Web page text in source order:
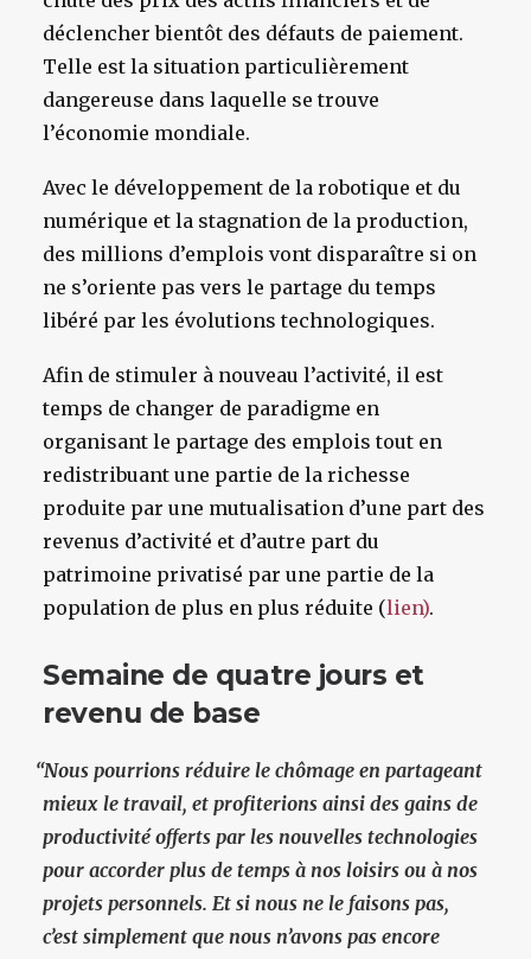
déclencher bientôt des défauts de paiement.
Telle est la situation particulièrement
dangereuse dans laquelle se trouve
l’économie mondiale.
Avec le développement de la robotique et du
numérique et la stagnation de la production,
des millions d’emplois vont disparaître si on
ne s’oriente pas vers le partage du temps
libéré par les évolutions technologiques.
Afin de stimuler à nouveau l’activité, il est
temps de changer de paradigme en
organisant le partage des emplois tout en
redistribuant une partie de la richesse
produite par une mutualisation d’une part des
revenus d’activité et d’autre part du
patrimoine privatisé par une partie de la
population de plus en plus réduite (lien).
Semaine de quatre jours et
revenu de base
“Nous pourrions réduire le chômage en partageant
mieux le travail, et profiterions ainsi des gains de
productivité offerts par les nouvelles technologies
pour accorder plus de temps à nos loisirs ou à nos
projets personnels. Et si nous ne le faisons pas,
c’est simplement que nous n’avons pas encore